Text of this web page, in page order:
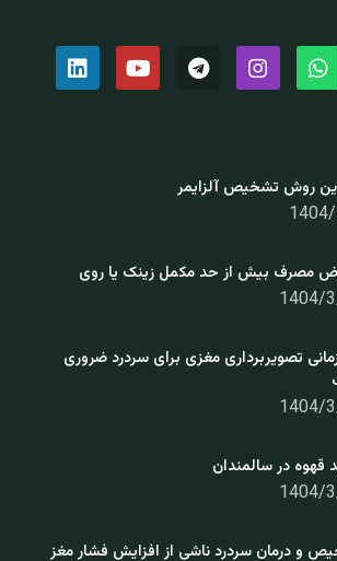
روش تشخیص آلزایمر
مصرف بیش از حد مکمل زینک یا روی
1404/
تصویربرداری مغزی برای سردرد ضروری
1404/
قهوه در سالمندان
1404/
و درمان سردرد ناشی از افزایش فشار مغز